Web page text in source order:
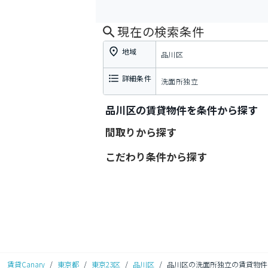
現在の検索条件
地域 品川区
詳細条件 洗面所独立
品川区の賃貸物件を条件から探す
間取りから探す
こだわり条件から探す
賃貸Canary / 東京都 / 東京23区 / 品川区 / 品川区の洗面所独立の賃貸物